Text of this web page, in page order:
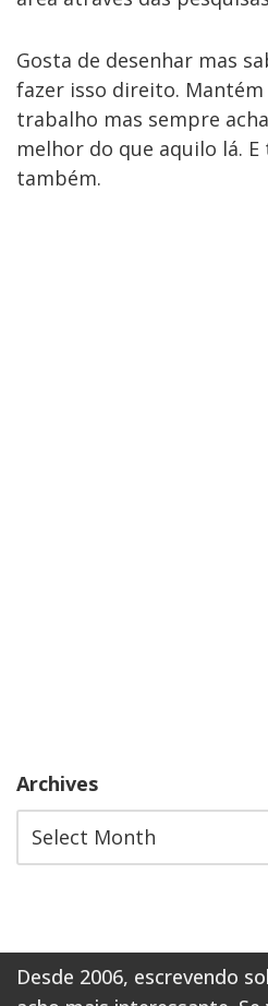
Gosta de desenhar mas
fazer isso direito. Mantém
trabalho mas sempre
melhor do que aquilo lá. E
também.
Archives
Desde 2006, escrevendo